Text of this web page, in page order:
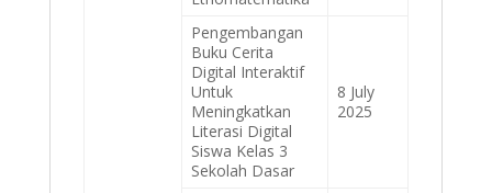
Pengembangan
Buku Cerita
Digital Interaktif
Untuk
Meningkatkan
Literasi Digital
Siswa Kelas 3
Sekolah Dasar
8 July
2025